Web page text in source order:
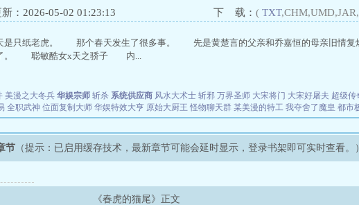
：2026-05-02 01:23:13
下 载： ( TXT
是只纸老虎。 那个春天发生了很多事。 先是黄楚言的父亲和乔嘉恒的母亲旧情
。 聪敏酷女x天之骄子 内...
美漫之大冬兵 华娱宗师 斩杀 系统供应商 风水大术士 斩邪 万界圣师 大宋将门 大宋好屠夫 超级传
全职武神 位面复制大师 华娱特效大亨 原始大厨王 怪物聊天群 某美漫的特工 我夺舍了魔皇 都市
节 （提示：已启用缓存技术，最新章节可能会延时显示，登录书架即可实时查看。）
《春虎的猫尾》正文